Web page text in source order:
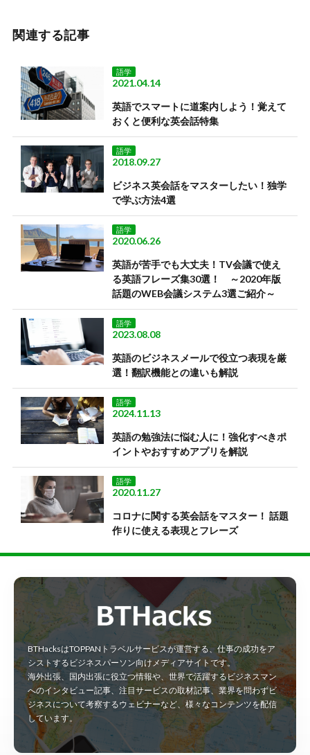
関連する記事
語学
2021.04.14
英語でスマートに道案内しよう！覚えて
おくと便利な英会話特集
語学
2018.09.27
ビジネス英会話をマスターしたい！独学
で学ぶ方法4選
語学
2020.06.26
英語が苦手でも大丈夫！TV会議で使え
る英語フレーズ集30選！ ～2020年版
話題のWEB会議システム3選ご紹介～
語学
2023.08.08
英語のビジネスメールで役立つ表現を厳
選！翻訳機能との違いも解説
語学
2024.11.13
英語の勉強法に悩む人に！強化すべきポ
イントやおすすめアプリを解説
語学
2020.11.27
コロナに関する英会話をマスター！ 話題
作りに使える表現とフレーズ
BTHacksはTOPPANトラベルサービスが運営する、仕事の成功をア
シストするビジネスパーソン向けメディアサイトです。
海外出張、国内出張に役立つ情報や、世界で活躍するビジネスマン
へのインタビュー記事、注目サービスの取材記事、業界を問わずビ
ジネスについて考察するウェビナーなど、様々なコンテンツを配信
しています。